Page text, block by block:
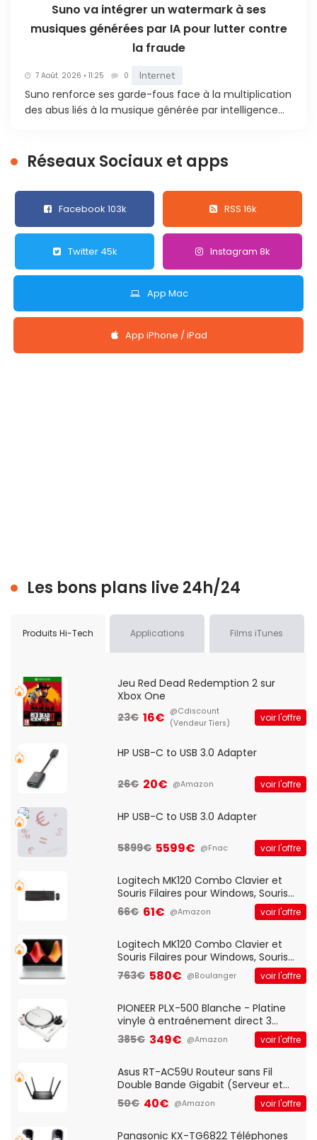
Suno va intégrer un watermark à ses
musiques générées par IA pour lutter contre
la fraude
7 Août. 2026 • 11:25 0 Internet
Suno renforce ses garde-fous face à la multiplication
des abus liés à la musique générée par intelligence...
Réseaux Sociaux et apps
Facebook 103k RSS 16k
Twitter 45k Instagram 8k
App Mac
App iPhone / iPad
Les bons plans live 24h/24
Produits Hi-Tech Applications Films iTunes
Jeu Red Dead Redemption 2 sur
Xbox One
23€ 16€ @Cdiscount
(Vendeur Tiers)
voir l'offre
HP USB-C to USB 3.0 Adapter
26€ 20€ @Amazon voir l'offre
HP USB-C to USB 3.0 Adapter
5899€ 5599€ @Fnac voir l'offre
Logitech MK120 Combo Clavier et
Souris Filaires pour Windows, Souris
Optique Filaire, Connexion USB Plug
And Play, Confortable, Taille
QWERTY UK - Noir
66€ 61€ @Amazon voir l'offre
Logitech MK120 Combo Clavier et
Souris Filaires pour Windows, Souris
Optique Filaire, Connexion USB Plug
And Play, Confortable, Taille
QWERTY UK - Noir
763€ 580€ @Boulanger voir l'offre
PIONEER PLX-500 Blanche - Platine
vinyle à entraénement direct 3
vitesses (33-45-78 trs/min) avec
pre-ampli intégré et port USB
385€ 349€ @Amazon voir l'offre
Asus RT-AC59U Routeur sans Fil
Double Bande Gigabit (Serveur et
Client VPN, Triple Vlan, Mode Point
d'accès et Bridge, contrôle Parental,
50€ 40€ @Amazon voir l'offre
Panasonic KX-TG6822 Téléphones